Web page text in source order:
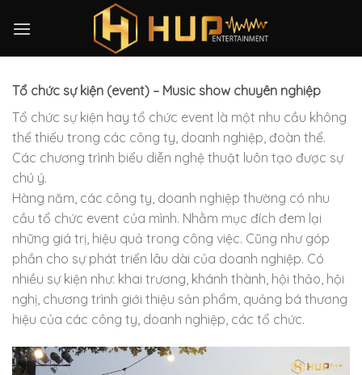
Tổ chức sự kiện (event) – Music show chuyên nghiệp
Tổ chức sự kiện hay tổ chức event là một nhu cầu không
thể thiếu trong các công ty, doanh nghiệp, đoàn thể.
Các chương trình biểu diễn nghệ thuật luôn tạo được sự
chú ý.
Hàng năm, các công ty, doanh nghiệp thường có nhu
cầu tổ chức event của mình. Nhằm mục đích đem lại
những giá trị, hiệu quả trong công việc. Cũng như góp
phần cho sự phát triển lâu dài của doanh nghiệp. Có
nhiều sự kiện như: khai trương, khánh thành, hội thảo, hội
nghị, chương trình giới thiệu sản phẩm, quảng bá thương
hiệu của các công ty, doanh nghiệp, các tổ chức.